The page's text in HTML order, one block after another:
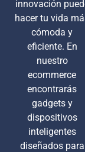
innovación
hacer tu vida
cómoda y
eficiente. En
nuestro
ecommerce
encontrarás
gadgets y
dispositivos
inteligentes
diseñados para